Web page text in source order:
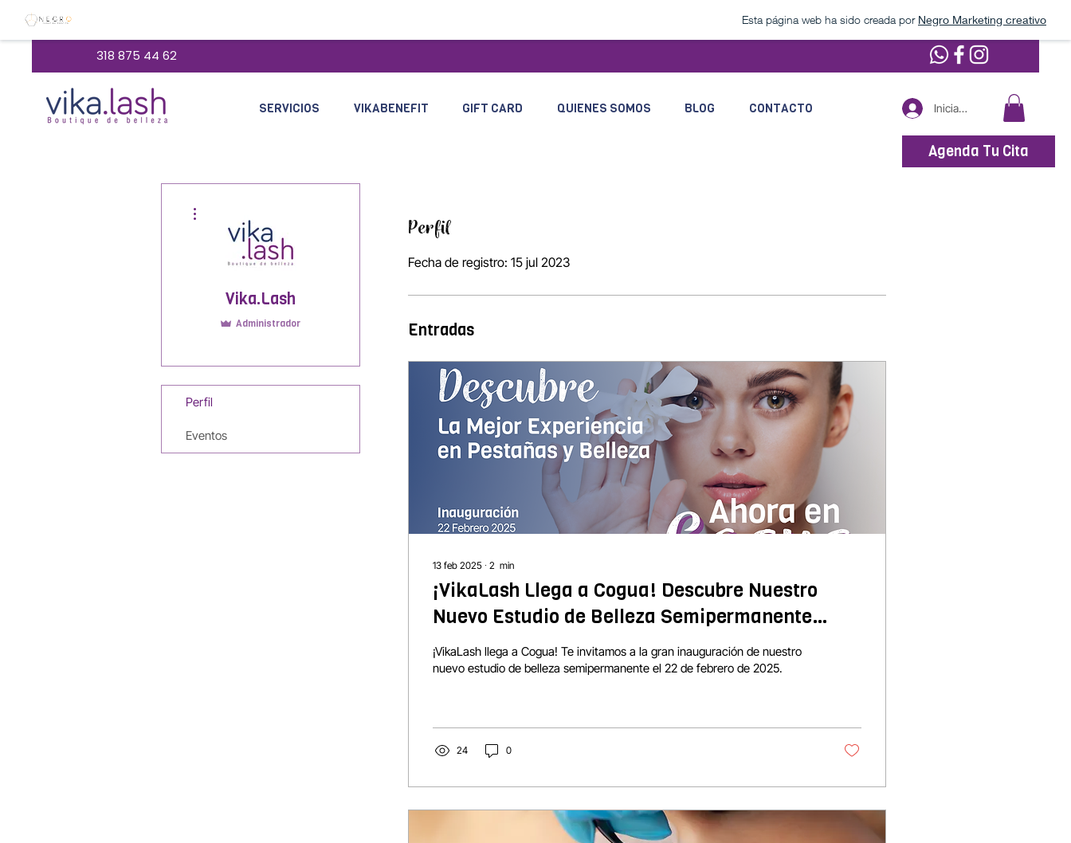
Esta página web ha sido creada por Negro Marketing creativo
Agenda Tu Cita
318 875 44 62
SERVICIOS VIKABENEFIT GIFT CARD QUIENES SOMOS BLOG CONTACTO Iniciar sesión
Perfil
Fecha de registro: 15 jul 2023
Entradas
13 feb 2025 ∙ 2 min
¡VikaLash Llega a Cogua! Descubre Nuestro
Nuevo Estudio de Belleza Semipermanente
(Lanzamiento - 22 de Febrero 2025)
¡VikaLash llega a Cogua! Te invitamos a la gran inauguración de nuestro
nuevo estudio de belleza semipermanente el 22 de febrero de 2025.
24 0
Vika.Lash
Administrador
Perfil
Eventos